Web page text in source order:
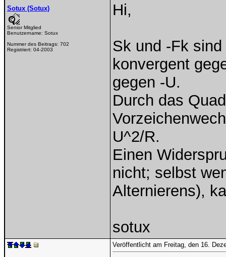
Sotux (Sotux)
Senior Mitglied
Benutzername: Sotux
Nummer des Beitrags: 702
Registriert: 04-2003
Hi,
Sk und -Fk
konvergent
gegen -U.
Durch das
U^2/R.
Einen
nicht; selbst
Alternierens),
sotux
Veröffentlicht am Freitag, den 16.